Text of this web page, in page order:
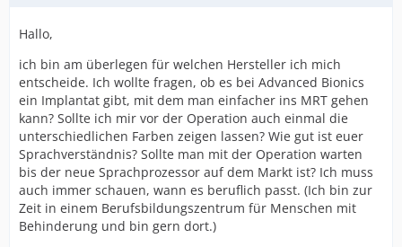
Hallo,
ich bin am überlegen für welchen Hersteller ich mich
entscheide. Ich wollte fragen, ob es bei Advanced Bionics
ein Implantat gibt, mit dem man einfacher ins MRT gehen
kann? Sollte ich mir vor der Operation auch einmal die
unterschiedlichen Farben zeigen lassen? Wie gut ist euer
Sprachverständnis? Sollte man mit der Operation warten
bis der neue Sprachprozessor auf dem Markt ist? Ich muss
auch immer schauen, wann es beruflich passt. (Ich bin zur
Zeit in einem Berufsbildungszentrum für Menschen mit
Behinderung und bin gern dort.)